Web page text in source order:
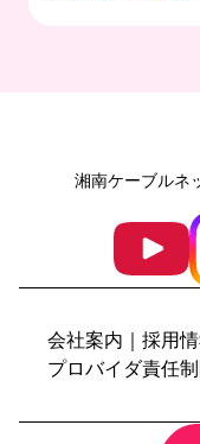
湘南ケーブルネ
会社案内 採用
プロバイダ責任